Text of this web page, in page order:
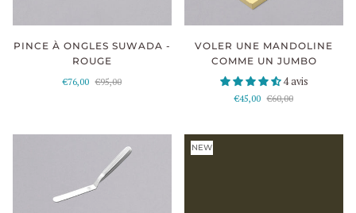
PINCE À ONGLES SUWADA -
ROUGE
€76,00 €95,00
VOLER UNE MANDOLINE
COMME UN JUMBO
4 avis
€45,00 €60,00
NEW